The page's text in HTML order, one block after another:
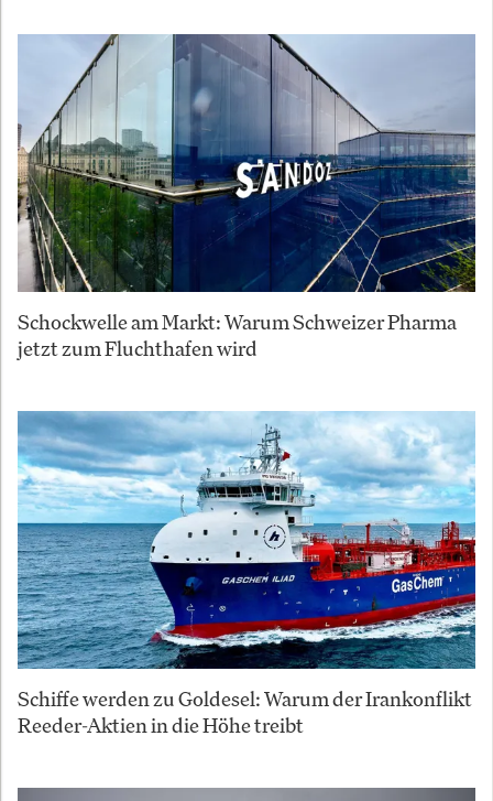
Schockwelle am Markt: Warum Schweizer Pharma
jetzt zum Fluchthafen wird
Schiffe werden zu Goldesel: Warum der Irankonflikt
Reeder-Aktien in die Höhe treibt